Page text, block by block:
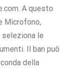
A questo
Microfono,
le
Il ban può
della